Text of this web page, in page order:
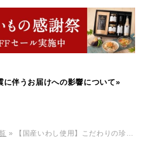
伴うお届けへの影響について»
» 【国産いわし使用】こだわりの珍味 青のり小魚 55g